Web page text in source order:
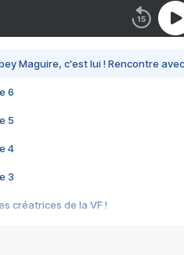
Maguire, c'est lui ! Rencontre
6
5
4
3
créatrices de la VF !